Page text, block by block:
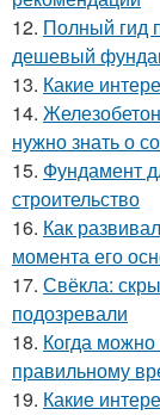
12. Полный гид
дешевый
13. Какие
14.
нужно знать о
15. Фундамент
строительство
16. Как
момента его
17. Свёкла:
подозревали
18. Когда
правильному
19. Какие